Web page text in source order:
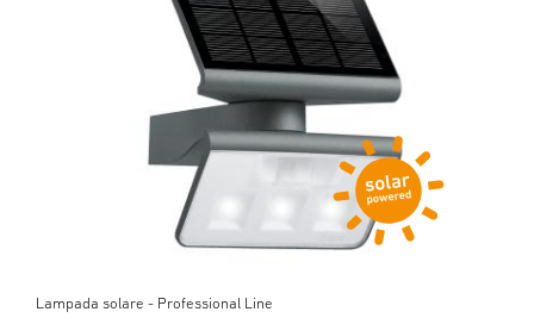
Lampada solare - Professional Line